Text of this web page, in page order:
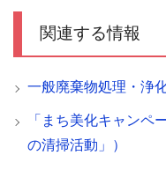
関連する情報
一般廃棄物処理・浄
「まち美化キャンペ
の清掃活動」）